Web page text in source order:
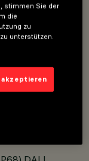
Decke, an der
Strahler und
zu bestellen.
(-50°/+90°)
der Ausrichtung
stimmen Sie der
die
zu
unterstützen.
akzeptieren